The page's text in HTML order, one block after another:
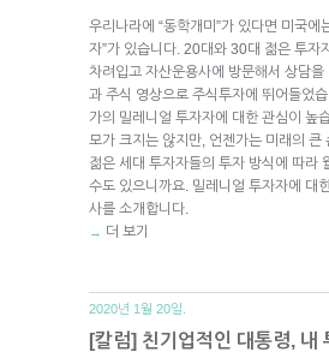
우리나라에 “동학개미”가 있다면 미국에
자”가 있습니다. 20대와 30대 젊은 투자
차려입고 자산운용사에 방문해서 상담
과 주식 영상으로 주식투자에 뛰어들었
가의 밀레니얼 투자자에 대한 관심이 높
모가 크지는 않지만, 언젠가는 미래의 큰
젊은 세대 투자자들의 투자 방식에 따라
수도 있으니까요. 밀레니얼 투자자에 대
사를 소개합니다.
→ 더 보기
2020년 1월 20일.
[칼럼] 친기업적인 대통령, 내